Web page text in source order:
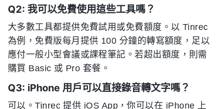
Q2: 我可以免費使用這些工具嗎？
大多數工具都提供免費試用或免費額度。以 Tinrec
為例，免費版每月提供 100 分鐘的轉寫額度，足以
應付一般小型會議或課程筆記。若超出額度，則需
購買 Basic 或 Pro 套餐。
Q3: iPhone 用戶可以直接錄音轉文字嗎？
可以。Tinrec 提供 iOS App，你可以在 iPhone 上